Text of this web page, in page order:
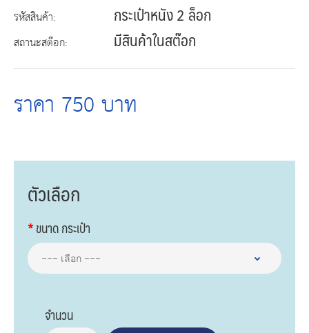
รหัสสินค้า: กระเป๋าหนัง 2 ล็อก
สถานะสต๊อก: มีสินค้าในสต๊อก
ราคา 750 บาท
ตัวเลือก
ขนาด กระเป๋า
จำนวน